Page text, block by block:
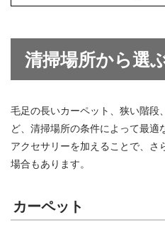
清掃場所から選
毛足の長いカーペット、狭い階段
ど、清掃場所の条件によって最適
アクセサリーを加えることで、さ
場合もあります。
カーペット